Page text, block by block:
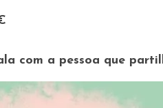
com a pessoa que